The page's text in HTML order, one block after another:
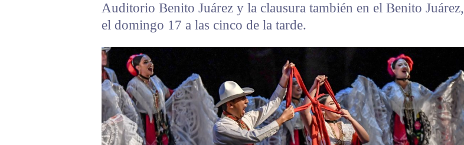
Auditorio Benito Juárez y la clausura también en el Benito Juárez,
el domingo 17 a las cinco de la tarde.